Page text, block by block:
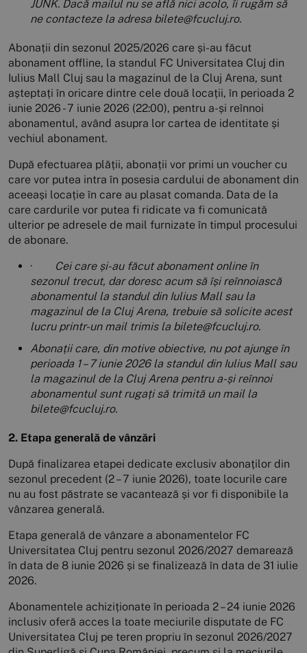
JUNK. Dacă mailul nu se află nici acolo, îi rugăm să
ne contacteze la adresa bilete@fcucluj.ro.
Abonații din sezonul 2025/2026 care și-au făcut
abonament offline, la standul FC Universitatea Cluj din
Iulius Mall Cluj sau la magazinul de la Cluj Arena, sunt
așteptați în oricare dintre cele două locații, în perioada 2
iunie 2026 - 7 iunie 2026 (22:00), pentru a-și reînnoi
abonamentul, având asupra lor cartea de identitate și
vechiul abonament.
După efectuarea plății, abonații vor primi un voucher cu
care vor putea intra în posesia cardului de abonament din
aceeași locație în care au plasat comanda. Data de la
care cardurile vor putea fi ridicate va fi comunicată
ulterior pe adresele de mail furnizate în timpul procesului
de abonare.
·
Cei care și-au făcut abonament online în
sezonul trecut, dar doresc acum să își reînnoiască
abonamentul la standul din Iulius Mall sau la
magazinul de la Cluj Arena, trebuie să solicite acest
lucru printr-un mail trimis la bilete@fcucluj.ro.
Abonații care, din motive obiective, nu pot ajunge în
perioada 1 – 7 iunie 2026 la standul din Iulius Mall sau
la magazinul de la Cluj Arena pentru a-și reînnoi
abonamentul sunt rugați să trimită un mail la
bilete@fcucluj.ro.
2. Etapa generală de vânzări
După finalizarea etapei dedicate exclusiv abonaților din
sezonul precedent (2 – 7 iunie 2026), toate locurile care
nu au fost păstrate se vacantează și vor fi disponibile la
vânzarea generală.
Etapa generală de vânzare a abonamentelor FC
Universitatea Cluj pentru sezonul 2026/2027 demarează
în data de 8 iunie 2026 și se finalizează în data de 31 iulie
2026.
Abonamentele achiziționate în perioada 2 – 24 iunie 2026
inclusiv oferă acces la toate meciurile disputate de FC
Universitatea Cluj pe teren propriu în sezonul 2026/2027